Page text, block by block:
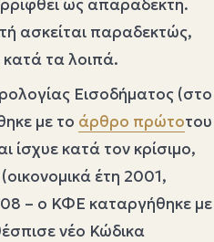
ως απαράδεκτη.
ασκείται παραδεκτώς,
τα λοιπά.
Εισοδήματος (στο
με το άρθρο πρώτοτου
ίσχυε κατά τον κρίσιμο,
έτη 2001,
– ο ΚΦΕ καταργήθηκε με
νέο Κώδικα